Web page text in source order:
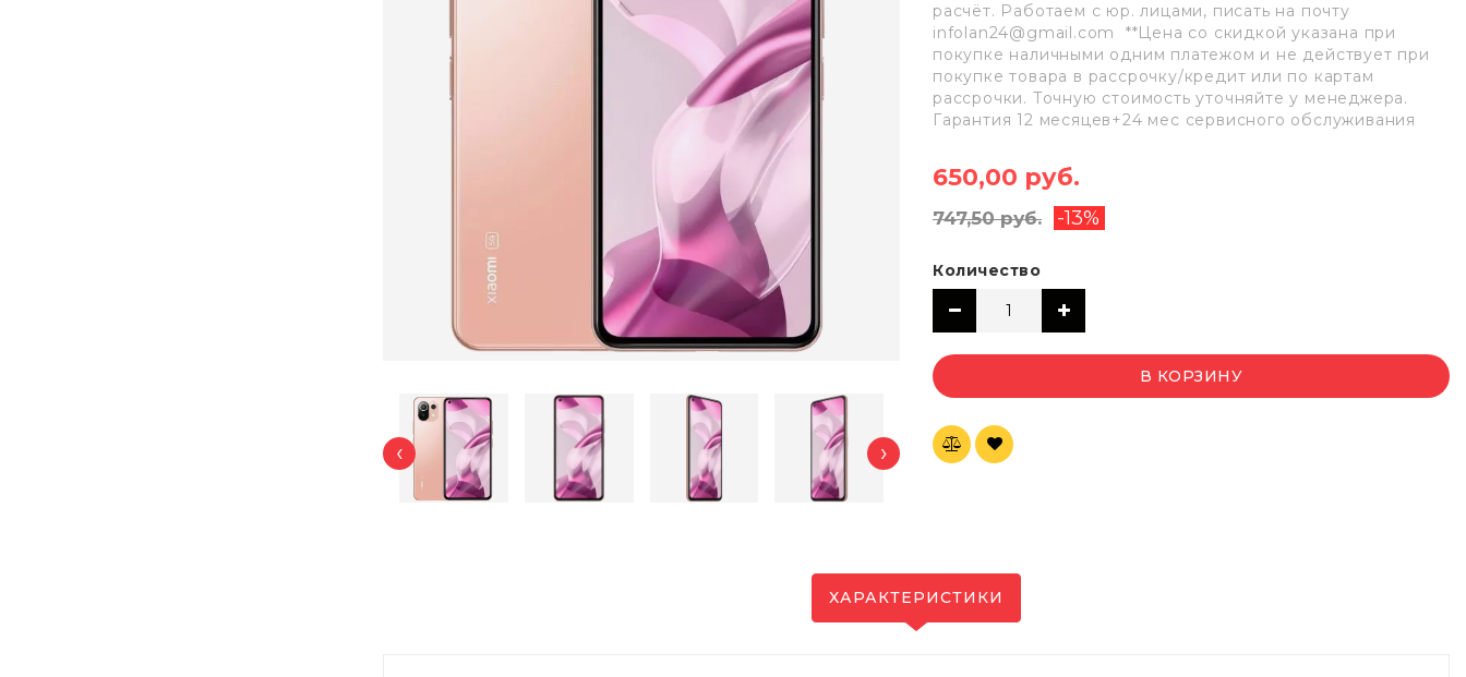
‹ ›
расчёт. Работаем с юр. лицами, писать на почту
infolan24@gmail.com **Цена со скидкой указана при
покупке наличными одним платежом и не действует при
покупке товара в рассрочку/кредит или по картам
рассрочки. Точную стоимость уточняйте у менеджера.
Гарантия 12 месяцев+24 мес сервисного обслуживания
650,00 руб.
747,50 руб. -13%
Количество
В КОРЗИНУ
ХАРАКТЕРИСТИКИ